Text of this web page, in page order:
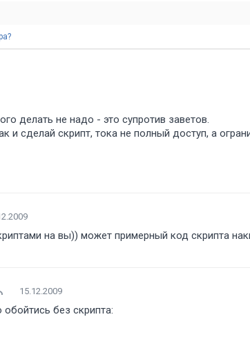
делать не надо - это супротив заветов.
и сделай скрипт, тока не полный доступ, а
на вы)) может примерный код скрипта
15.12.2009
без скрипта: